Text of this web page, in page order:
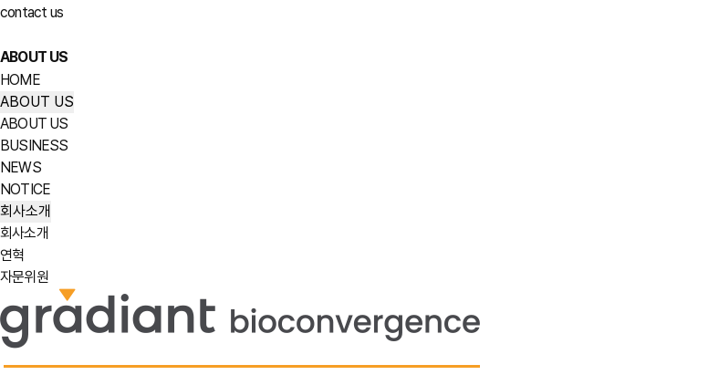
contact us
ABOUT US
HOME
ABOUT US
ABOUT US
BUSINESS
NEWS
NOTICE
회사소개
회사소개
연혁
자문위원